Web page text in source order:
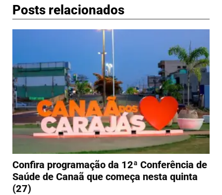
Posts relacionados
Confira programação da 12ª Conferência de
Saúde de Canaã que começa nesta quinta
(27)